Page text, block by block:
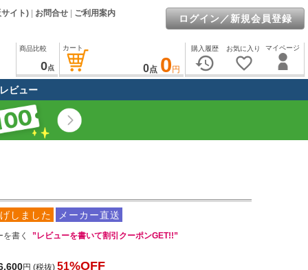
イト) お問合せ ご利用案内 ログイン／新規会員登録
マイページ
お気に入り
favorite_border
購入履歴
history
カート
0点 0 円
商品比較
0点
ビュー
しました メーカー直送
書く ”レビューを書いて割引クーポンGET!!”
円 (税抜) 51%OFF